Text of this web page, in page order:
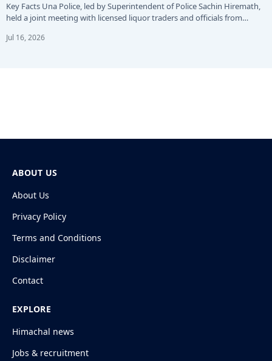
Key Facts Una Police, led by Superintendent of Police Sachin Hiremath,
held a joint meeting with licensed liquor traders and officials from…
Jul 16, 2026
ABOUT US
About Us
Privacy Policy
Terms and Conditions
Disclaimer
Contact
EXPLORE
Himachal news
Jobs & recruitment